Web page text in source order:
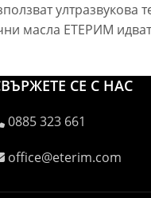
ултразвукова
масла ЕТЕРИМ
СЕ С НАС
0885 323 661
office@eterim.com